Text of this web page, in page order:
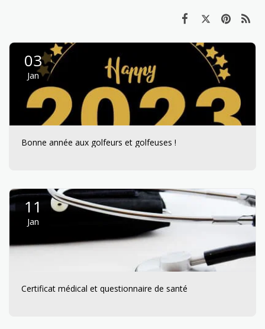
03
Jan
Bonne année aux golfeurs et golfeuses !
11
Jan
Certificat médical et questionnaire de santé